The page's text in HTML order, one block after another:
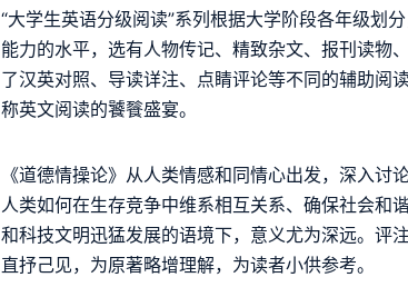
“大学生英语分级阅读”系列根据大学阶段各年级划
能力的水平，选有人物传记、精致杂文、报刊读物
了汉英对照、导读详注、点睛评论等不同的辅助阅
称英文阅读的饕餮盛宴。
《道德情操论》从人类情感和同情心出发，深入
人类如何在生存竞争中维系相互关系、确保社会和
和科技文明迅猛发展的语境下，意义尤为深远。评
直抒己见，为原著略增理解，为读者小供参考。